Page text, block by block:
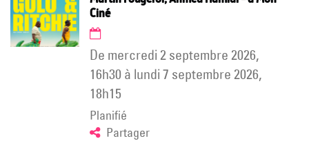
Ciné
de mercredi 2 septembre 2026,
16h30 à lundi 7 septembre 2026,
18h15
Planifié
Partager